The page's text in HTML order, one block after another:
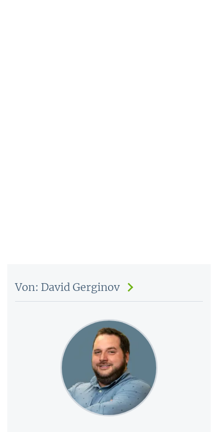
Von: David Gerginov